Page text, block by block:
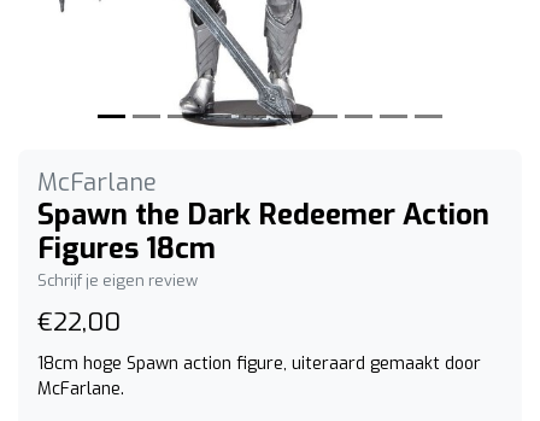
McFarlane
Spawn the Dark Redeemer Action
Figures 18cm
Schrijf je eigen review
€22,00
18cm hoge Spawn action figure, uiteraard gemaakt door
McFarlane.